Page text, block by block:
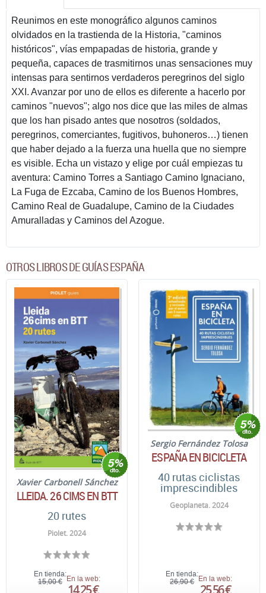
Reunimos en este monográfico algunos caminos
olvidados en la trastienda de la Historia, "caminos
históricos", vías empapadas de historia, grande y
pequeña, capaces de trasmitirnos unas sensaciones muy
intensas para sentirnos verdaderos peregrinos del siglo
XXI. Avanzar por uno de ellos es diferente a hacerlo por
caminos "nuevos"; algo nos dice que las miles de almas
que los han pisado antes que nosotros (soldados,
peregrinos, comerciantes, fugitivos, buhoneros…) tienen
que haber dejado a la fuerza una huella que no siempre
es visible. Echa un vistazo y elige por cuál empiezas tu
aventura: Camino Torres a Santiago Camino Ignaciano,
La Fuga de Ezcaba, Camino de los Buenos Hombres,
Camino Real de Guadalupe, Camino de la Ciudades
Amuralladas y Caminos del Azogue.
OTROS LIBROS DE GUÍAS ESPAÑA
Xavier Carbonell Sánchez
LLEIDA. 26 CIMS EN BTT
20 rutes
Piolet. 2024
En tienda:
15,00 € En la web:
Sergio Fernández Tolosa
ESPAÑA EN BICICLETA
40 rutas ciclistas
imprescindibles
Geoplaneta. 2024
En tienda:
26,90 €
En la web: